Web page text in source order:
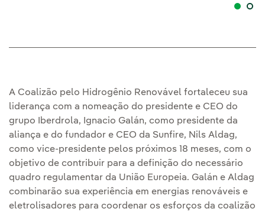
A Coalizão pelo Hidrogênio Renovável fortaleceu sua
liderança com a nomeação do presidente e CEO do
grupo Iberdrola, Ignacio Galán, como presidente da
aliança e do fundador e CEO da Sunfire, Nils Aldag,
como vice-presidente pelos próximos 18 meses, com o
objetivo de contribuir para a definição do necessário
quadro regulamentar da União Europeia. Galán e Aldag
combinarão sua experiência em energias renováveis e
eletrolisadores para coordenar os esforços da coalizão